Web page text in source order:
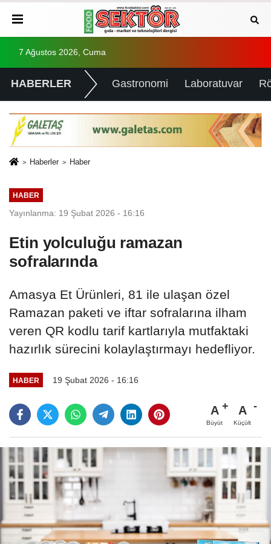
7 Ağustos 2026, Cuma
HABERLER Gastronomi Laboratuvar
Haberler Haber
HABER
Yayınlanma: 19 Şubat 2026 - 16:16
Etin yolculuğu ramazan
sofralarında
Amasya Et Ürünleri, 81 ile ulaşan özel
Ramazan paketi ve iftar sofralarına ilham
veren QR kodlu tarif kartlarıyla mutfaktaki
hazırlık sürecini kolaylaştırmayı hedefliyor.
HABER 19 Şubat 2026 - 16:16
A
Büyüt
A
Küçült